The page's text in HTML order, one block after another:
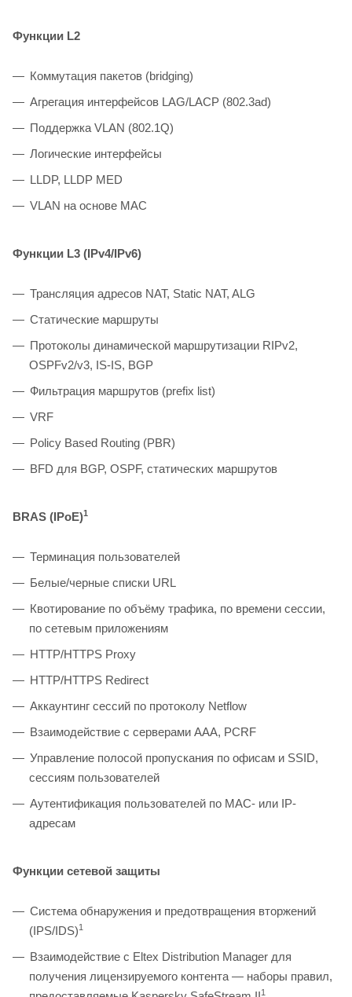
Функции L2
Коммутация пакетов (bridging)
Агрегация интерфейсов LAG/LACP (802.3ad)
Поддержка VLAN (802.1Q)
Логические интерфейсы
LLDP, LLDP MED
VLAN на основе MAC
Функции L3 (IPv4/IPv6)
Трансляция адресов NAT, Static NAT, ALG
Статические маршруты
Протоколы динамической маршрутизации RIPv2,
OSPFv2/v3, IS-IS, BGP
Фильтрация маршрутов (prefix list)
VRF
Policy Based Routing (PBR)
BFD для BGP, OSPF, статических маршрутов
BRAS (IPoE)1
Терминация пользователей
Белые/черные списки URL
Квотирование по объёму трафика, по времени сессии,
по сетевым приложениям
HTTP/HTTPS Proxy
HTTP/HTTPS Redirect
Аккаунтинг сессий по протоколу Netflow
Взаимодействие с серверами ААА, PCRF
Управление полосой пропускания по офисам и SSID,
сессиям пользователей
Аутентификация пользователей по MAC- или IP-
адресам
Функции сетевой защиты
Система обнаружения и предотвращения вторжений
(IPS/IDS)1
Взаимодействие с Eltex Distribution Manager для
получения лицензируемого контента — наборы правил,
1